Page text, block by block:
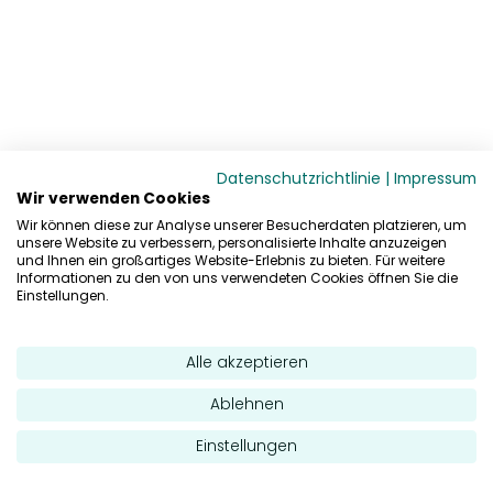
Datenschutzrichtlinie | Impressum
Wir verwenden Cookies
Wir können diese zur Analyse unserer Besucherdaten platzieren, um
unsere Website zu verbessern, personalisierte Inhalte anzuzeigen
und Ihnen ein großartiges Website-Erlebnis zu bieten. Für weitere
Informationen zu den von uns verwendeten Cookies öffnen Sie die
Einstellungen.
Alle akzeptieren
Ablehnen
Einstellungen